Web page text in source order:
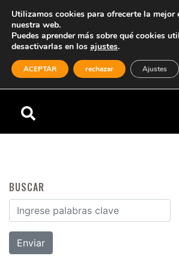
Menú
BUSCAR
Buscar por:
Utilizamos cookies para ofrecerte la mejor
nuestra web.
Puedes aprender más sobre qué cookies
desactivarlas en los ajustes.
ACEPTAR rechazar Ajustes